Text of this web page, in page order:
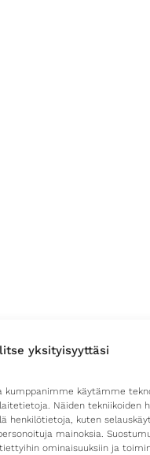
yksityisyyttäsi
kumppanimme käytämme
Näiden tekniikoiden
henkilötietoja, kuten
mainoksia.
ominaisuuksiin ja